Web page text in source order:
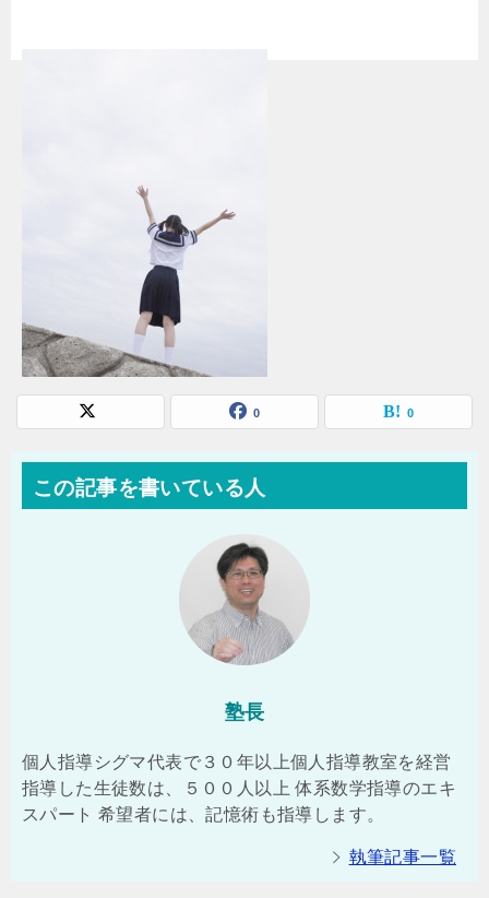
0 0
この記事を書いている人
塾長
個人指導シグマ代表で３０年以上個人指導教室を経営
指導した生徒数は、５００人以上 体系数学指導のエキ
スパート 希望者には、記憶術も指導します。
執筆記事一覧